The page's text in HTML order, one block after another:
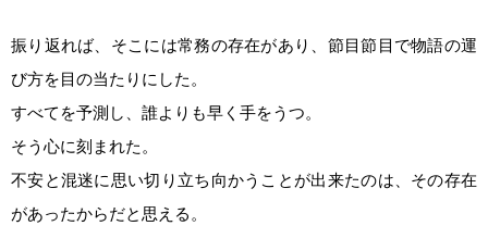
振り返れば、そこには常務の存在があり、節目節目で物語の運
び方を目の当たりにした。
すべてを予測し、誰よりも早く手をうつ。
そう心に刻まれた。
不安と混迷に思い切り立ち向かうことが出来たのは、その存在
があったからだと思える。